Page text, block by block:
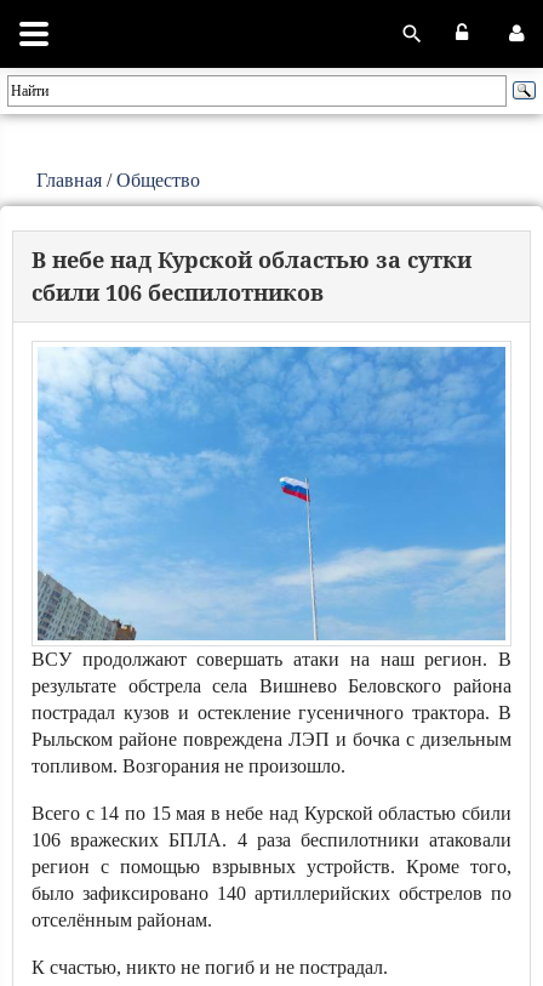
Главная /Общество
В небе над Курской областью за сутки
сбили 106 беспилотников
ВСУ продолжают совершать атаки на наш регион. В
результате обстрела села Вишнево Беловского района
пострадал кузов и остекление гусеничного трактора. В
Рыльском районе повреждена ЛЭП и бочка с дизельным
топливом. Возгорания не произошло.
Всего с 14 по 15 мая в небе над Курской областью сбили
106 вражеских БПЛА. 4 раза беспилотники атаковали
регион с помощью взрывных устройств. Кроме того,
было зафиксировано 140 артиллерийских обстрелов по
отселённым районам.
К счастью, никто не погиб и не пострадал.